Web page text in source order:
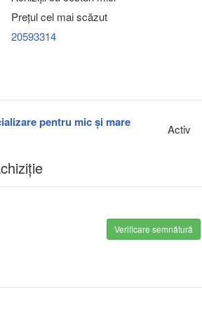
Preţul cel mai scăzut
20593314
pentru mic și mare Activ
Verificare semnătură